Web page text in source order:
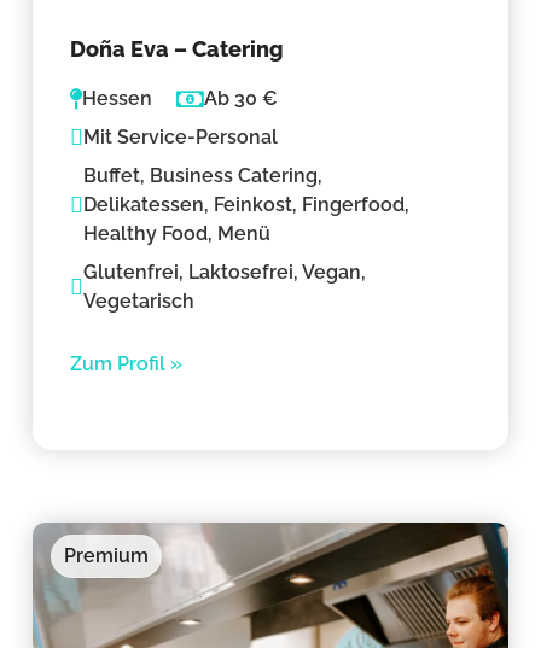
Doña Eva – Catering
Hessen
Ab 30 €
Mit Service-Personal
Buffet, Business Catering,
Delikatessen, Feinkost, Fingerfood,
Healthy Food, Menü
Glutenfrei, Laktosefrei, Vegan,
Vegetarisch
Zum Profil »
Premium